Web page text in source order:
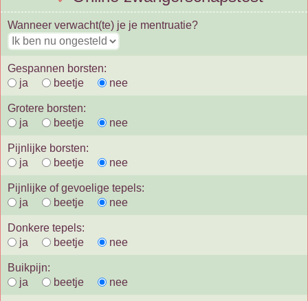
Wanneer verwacht(te) je je mentruatie?
Gespannen borsten:
ja
beetje nee
Grotere borsten:
ja
beetje nee
Pijnlijke borsten:
ja
beetje nee
Pijnlijke of gevoelige tepels:
ja
beetje nee
Donkere tepels:
ja
beetje nee
Buikpijn:
ja
beetje nee